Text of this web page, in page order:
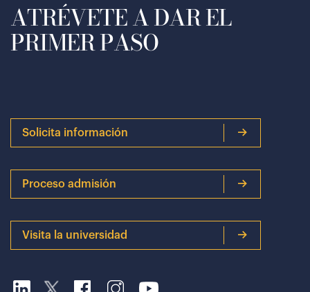
ATRÉVETE A DAR EL
PRIMER PASO
Solicita información
Proceso admisión
Visita la universidad